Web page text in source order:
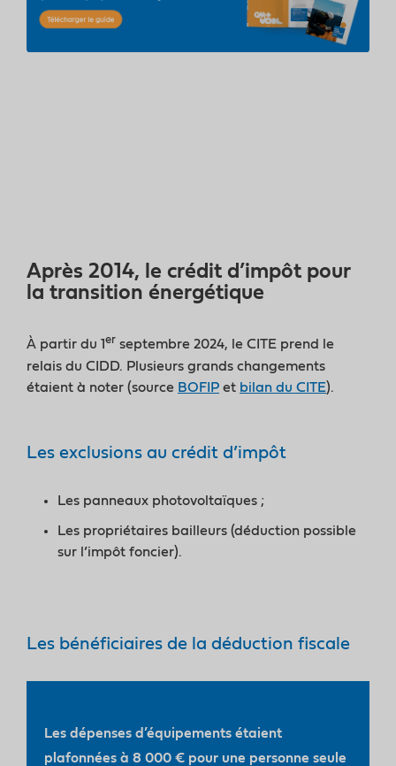
Après 2014, le crédit d’impôt pour
la transition énergétique
À partir du 1er septembre 2024, le CITE prend le
relais du CIDD. Plusieurs grands changements
étaient à noter (source BOFIP et bilan du CITE).
Les exclusions au crédit d’impôt
Les panneaux photovoltaïques ;
Les propriétaires bailleurs (déduction possible
sur l’impôt foncier).
Les bénéficiaires de la déduction fiscale
Les dépenses d’équipements étaient
plafonnées à 8 000 € pour une personne seule